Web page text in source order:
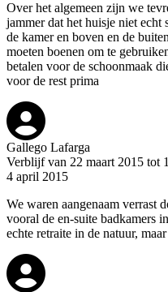
Over het algemeen zijn we
jammer dat het huisje niet
de kamer en boven en de
moeten boenen om te
betalen voor de schoonmaak
voor de rest prima
Gallego Lafarga
Verblijf van 22 maart 2015 tot
4 april 2015
We waren aangenaam verrast
vooral de en-suite badkamers
echte retraite in de natuur,